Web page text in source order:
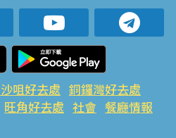
咀好去處 銅鑼灣好去處
旺角好去處 社會 餐廳情報